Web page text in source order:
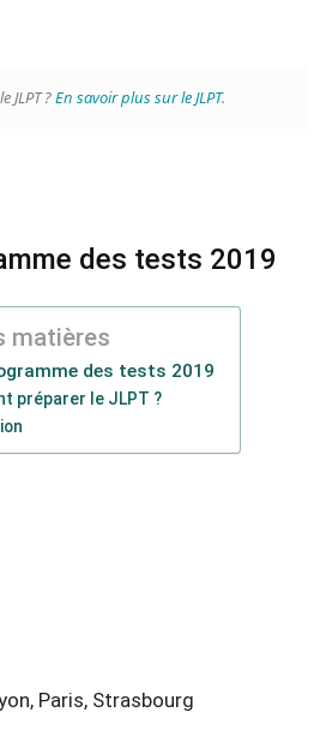
JLPT ?En savoir plus sur le JLPT.
des tests 2019
matières
des tests 2019
préparer le JLPT ?
Paris, Strasbourg